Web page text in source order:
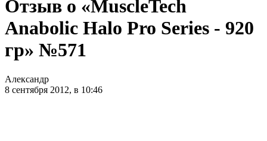
Отзыв о «MuscleTech
Anabolic Halo Pro Series - 920
гр» №571
Александр
8 сентября 2012, в 10:46